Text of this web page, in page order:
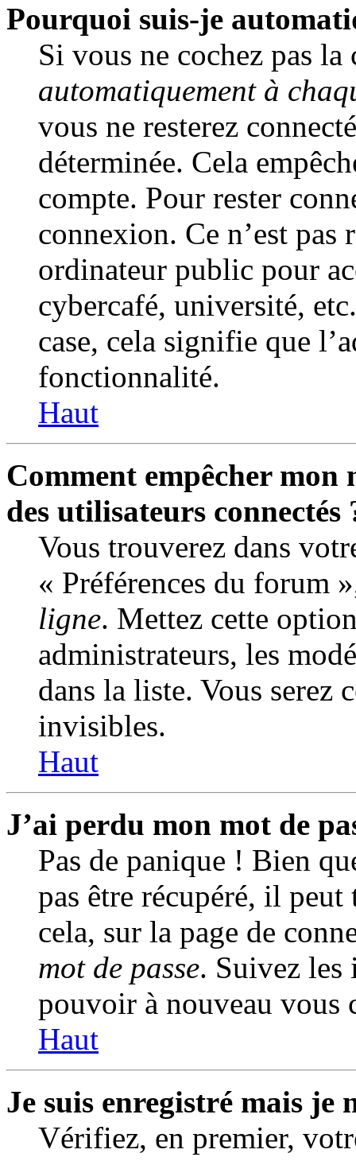
Pourquoi suis-je
Si vous ne cochez pas la
automatiquement à
vous ne resterez
déterminée. Cela
compte. Pour rester
connexion. Ce n’est
ordinateur public pour
cybercafé, université,
case, cela signifie que
fonctionnalité.
Haut
Comment empêcher
des utilisateurs connectés
Vous trouverez dans
« Préférences du forum
ligne. Mettez cette
administrateurs, les
dans la liste. Vous serez
invisibles.
Haut
J’ai perdu mon mot de
Pas de panique ! Bien
pas être récupéré, il
cela, sur la page de
mot de passe. Suivez les
pouvoir à nouveau vous
Haut
Je suis enregistré mais je
Vérifiez, en premier,